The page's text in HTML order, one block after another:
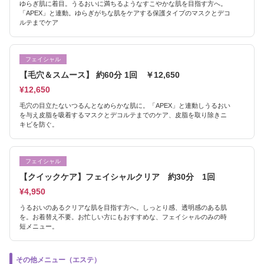
ゆらぎ肌に着目。うるおいに満ちるようなすこやかな肌を目指す方へ。
「APEX」と連動。ゆらぎがちな肌をケアする保護タイプのマスクとデコ
ルテまでケア
フェイシャル
【毛穴＆スムース】 約60分 1回 ￥12,650
¥12,650
毛穴の目立たないつるんとなめらかな肌に。「APEX」と連動しうるおい
を与え皮脂を吸着するマスクとデコルテまでのケア、皮脂を取り除きニ
キビを防ぐ。
フェイシャル
【クイックケア】フェイシャルクリア 約30分 1回
¥4,950
うるおいのあるクリアな肌を目指す方へ。しっとり感、透明感のある肌
を。お着替え不要。お忙しい方にもおすすめな、フェイシャルのみの時
短メニュー。
その他メニュー（エステ）